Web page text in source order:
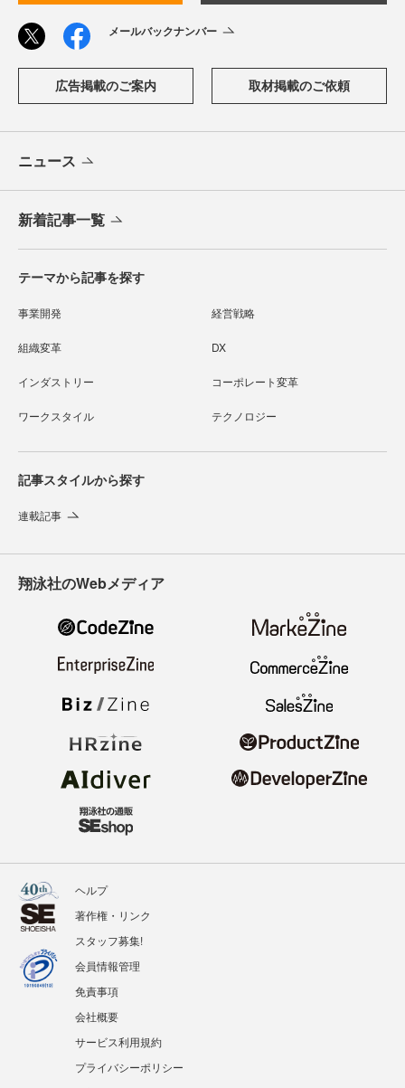
メールバックナンバー
広告掲載のご案内 取材掲載のご依頼
ニュース
新着記事一覧
テーマから記事を探す
事業開発 経営戦略
組織変革 DX
インダストリー コーポレート変革
ワークスタイル テクノロジー
記事スタイルから探す
連載記事
翔泳社のWebメディア
ヘルプ
著作権・リンク
スタッフ募集!
会員情報管理
免責事項
会社概要
サービス利用規約
プライバシーポリシー